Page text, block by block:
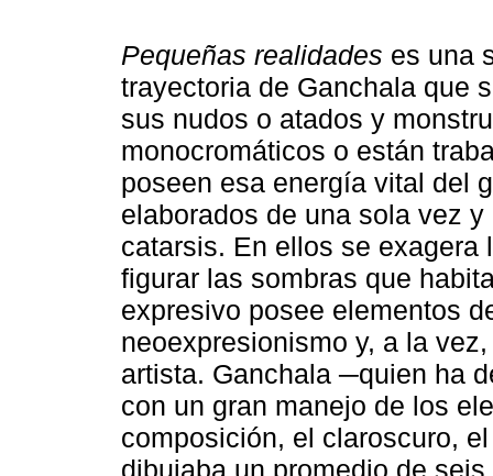
Pequeñas realidades es una
trayectoria de Ganchala que
sus nudos o atados y
monocromáticos o están
poseen esa energía vital del
elaborados de una sola vez
catarsis. En ellos se exagera
figurar las sombras que
expresivo posee elementos
neoexpresionismo y, a la
artista. Ganchala ─quien ha
con un gran manejo de los
composición, el claroscuro,
dibujaba un promedio de